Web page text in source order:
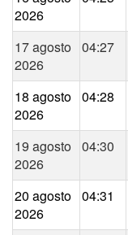
2026
17 agosto
2026
04:27
18 agosto
2026
04:28
19 agosto
2026
04:30
20 agosto
2026
04:31